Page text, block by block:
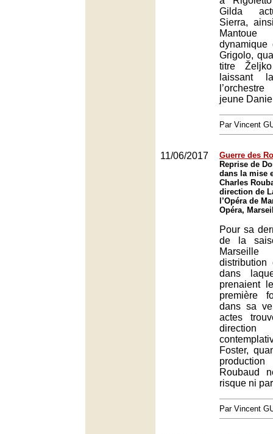
Gilda
Sierra,
Mantoue
dynamique
Grigolo,
titre
laissant
jeune
Par Vincent
11/06/2017
Guerre des
Reprise de
dans la mise
Charles
direction de
l’Opéra de
Opéra,
Pour sa
de la
dans
prenaient
première
dans sa
actes
Foster,
Roubaud
risque ni
Par Vincent